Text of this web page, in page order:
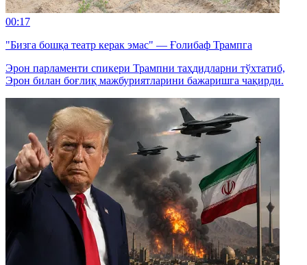
00:17
"Бизга бошқа театр керак эмас" — Ғолибаф Трампга
Эрон парламенти спикери Трампни таҳдидларни тўхтатиб,
Эрон билан боғлиқ мажбуриятларини бажаришга чақирди.